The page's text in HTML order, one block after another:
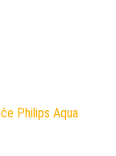
Philips Aqua